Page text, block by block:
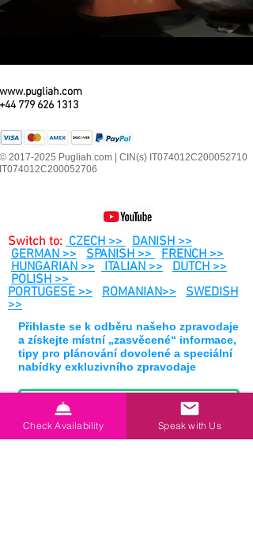
www.pugliah.com
+44 779 626 1313
© 2017-2025 Pugliah.com | CIN(s) IT074012C200052710
IT074012C200052706
Switch to: CZECH >> DANISH >>
GERMAN >> SPANISH >> FRENCH >>
HUNGARIAN >> ITALIAN >> DUTCH >>
POLISH >>
PORTUGESE >> ROMANIAN>> SWEDISH
>>
Přihlaste se k odběru našeho zpravodaje
a získejte místní „zasvěcené“ informace,
tipy pro plánování dovolené a speciální
nabídky exkluzivního zpravodaje
Check Availability Speak with Us